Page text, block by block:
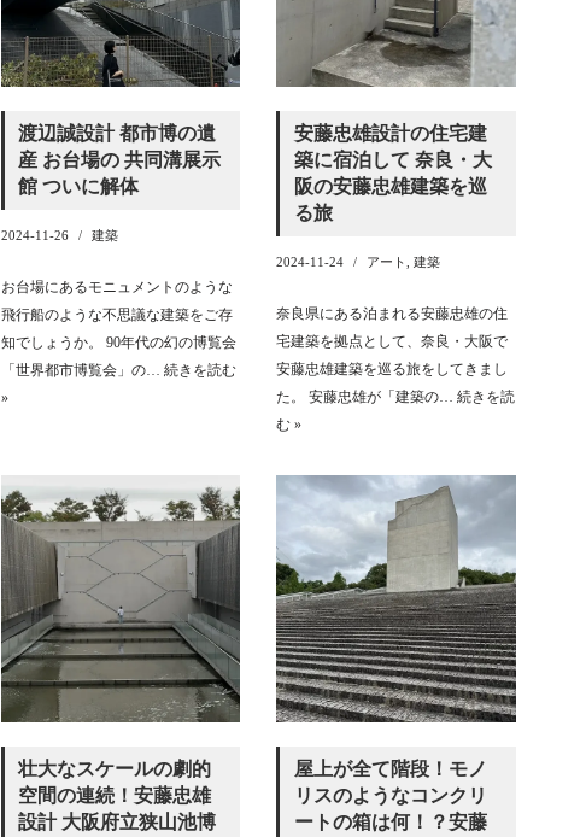
渡辺誠設計 都市博の遺
産 お台場の 共同溝展示
館 ついに解体
2024-11-26 建築
お台場にあるモニュメントのような
飛行船のような不思議な建築をご存
知でしょうか。 90年代の幻の博覧会
「世界都市博覧会」の… 続きを読む
»
安藤忠雄設計の住宅建
築に宿泊して 奈良・大
阪の安藤忠雄建築を巡
る旅
2024-11-24 アート ,建築
奈良県にある泊まれる安藤忠雄の住
宅建築を拠点として、奈良・大阪で
安藤忠雄建築を巡る旅をしてきまし
た。 安藤忠雄が「建築の…続きを読
む »
壮大なスケールの劇的
空間の連続！安藤忠雄
設計 大阪府立狭山池博
屋上が全て階段！モノ
リスのようなコンクリ
ートの箱は何！？安藤